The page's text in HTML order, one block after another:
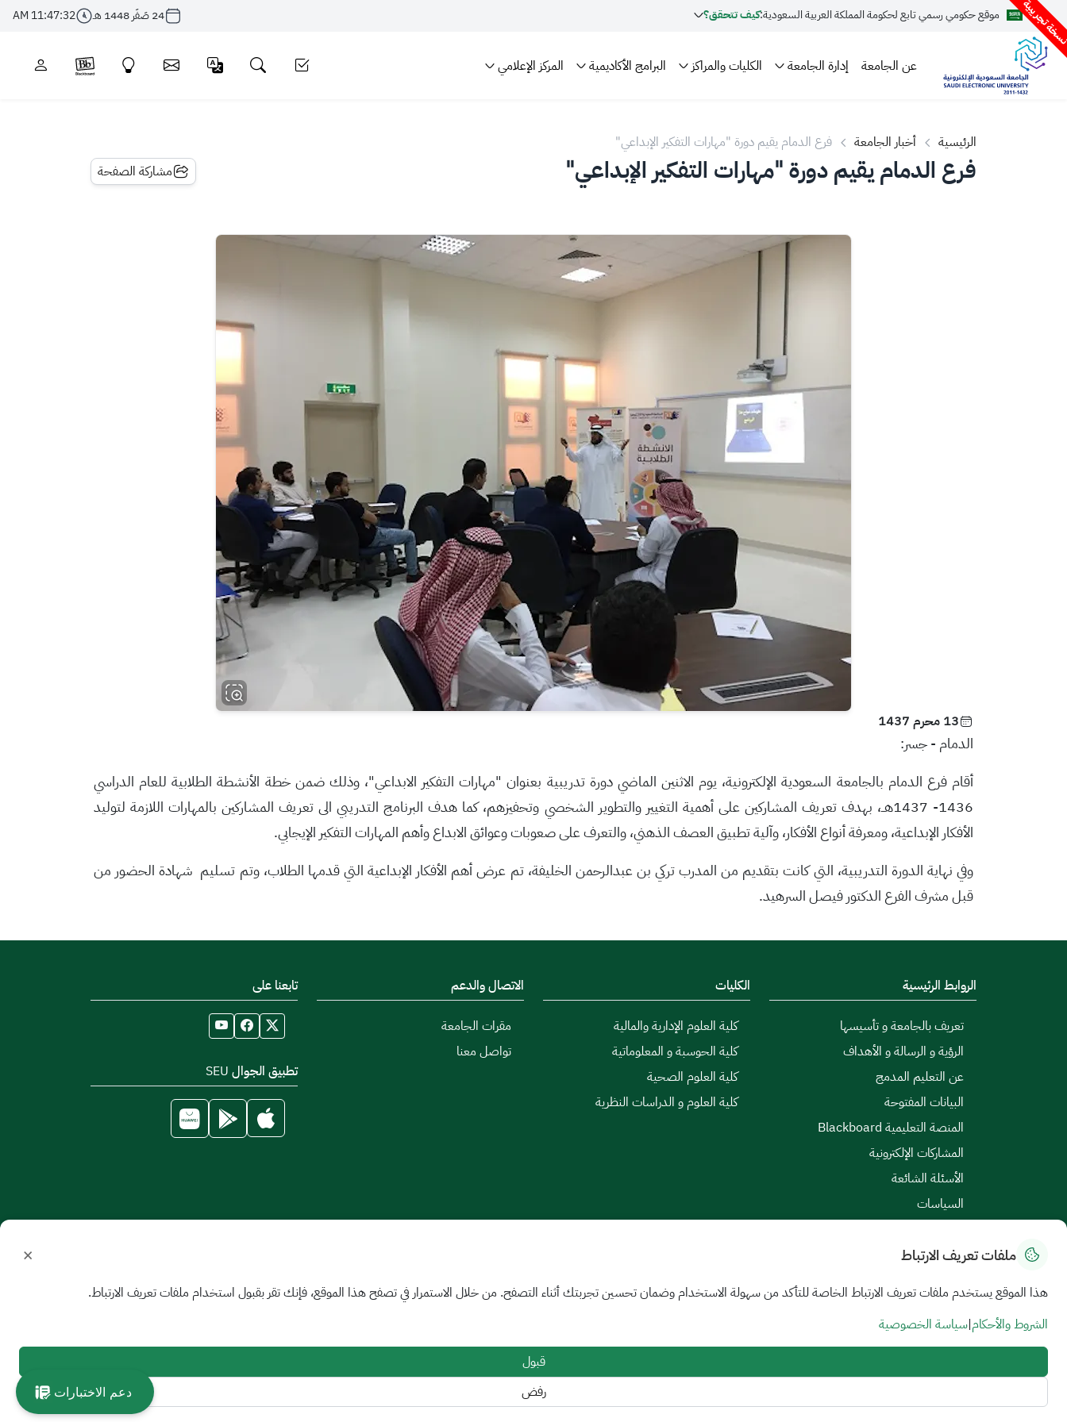
تجريبية موقع حكومي رسمي تابع لحكومة المملكة العربية السعودية:كيف تتحقق؟ 24 صَفَر 1448 هـ 11:47:32 AM
عن الجامعة إدارة الجامعة الكليات والمراكز البرامج الأكاديمية المركز الإعلامي
الرئيسية أخبار الجامعة فرع الدمام يقيم دورة "مهارات التفكير الإبداعي"
فرع الدمام يقيم دورة "مهارات التفكير الإبداعي" مشاركة الصفحة
13 محرم 1437
الدمام - جسر:
أقام فرع الدمام بالجامعة السعودية الإلكترونية، يوم الاثنين الماضي دورة تدريبية بعنوان "مهارات التفكير الابداعي"، وذلك ضمن خطة الأنشطة الطلابية للعام الدراسي
1436- 1437هــ، بهدف تعريف المشاركين على أهمية التغيير والتطوير الشخصي وتحفيزهم، كما هدف البرنامج التدريبي الى تعريف المشاركين بالمهارات اللازمة لتوليد
الأفكار الإبداعية، ومعرفة أنواع الأفكار، وآلية تطبيق العصف الذهني، والتعرف على صعوبات وعوائق الابداع وأهم المهارات التفكير الإيجابي.
وفي نهاية الدورة التدريبية، التي كانت بتقديم من المدرب تركي بن عبدالرحمن الخليفة، تم عرض أهم الأفكار الإبداعية التي قدمها الطلاب، وتم تسليم شهادة الحضور من
قبل مشرف الفرع الدكتور فيصل السرهيد.
الروابط الرئيسية
تعريف بالجامعة و تأسيسها
الرؤية و الرسالة و الأهداف
عن التعليم المدمج
البيانات المفتوحة
المنصة التعليمية Blackboard
المشاركات الإلكترونية
الأسئلة الشائعة
السياسات
الكليات
كلية العلوم الإدارية والمالية
كلية الحوسبة و المعلوماتية
كلية العلوم الصحية
كلية العلوم و الدراسات النظرية
الاتصال والدعم
مقرات الجامعة
تواصل معنا
تابعنا على
تطبيق الجوال SEU
خريطة الموقع الشروط والأحكام | سياسة الخصوصية اتفاقية مستوى الخدمة
جميع الحقوق محفوظة للجامعة السعودية الإلكترونية © 2026
تم تطويره وصيانته بواسطة الجامعة السعودية الإلكترونية
ملفات تعريف الارتباط ×
هذا الموقع يستخدم ملفات تعريف الارتباط الخاصة للتأكد من سهولة الاستخدام وضمان تحسين تجربتك أثناء التصفح. من خلال الاستمرار في تصفح هذا الموقع، فإنك تقر بقبول استخدام ملفات تعريف الارتباط.
الشروط والأحكام|سياسة الخصوصية
قبول
رفض
دعم الاختبارات